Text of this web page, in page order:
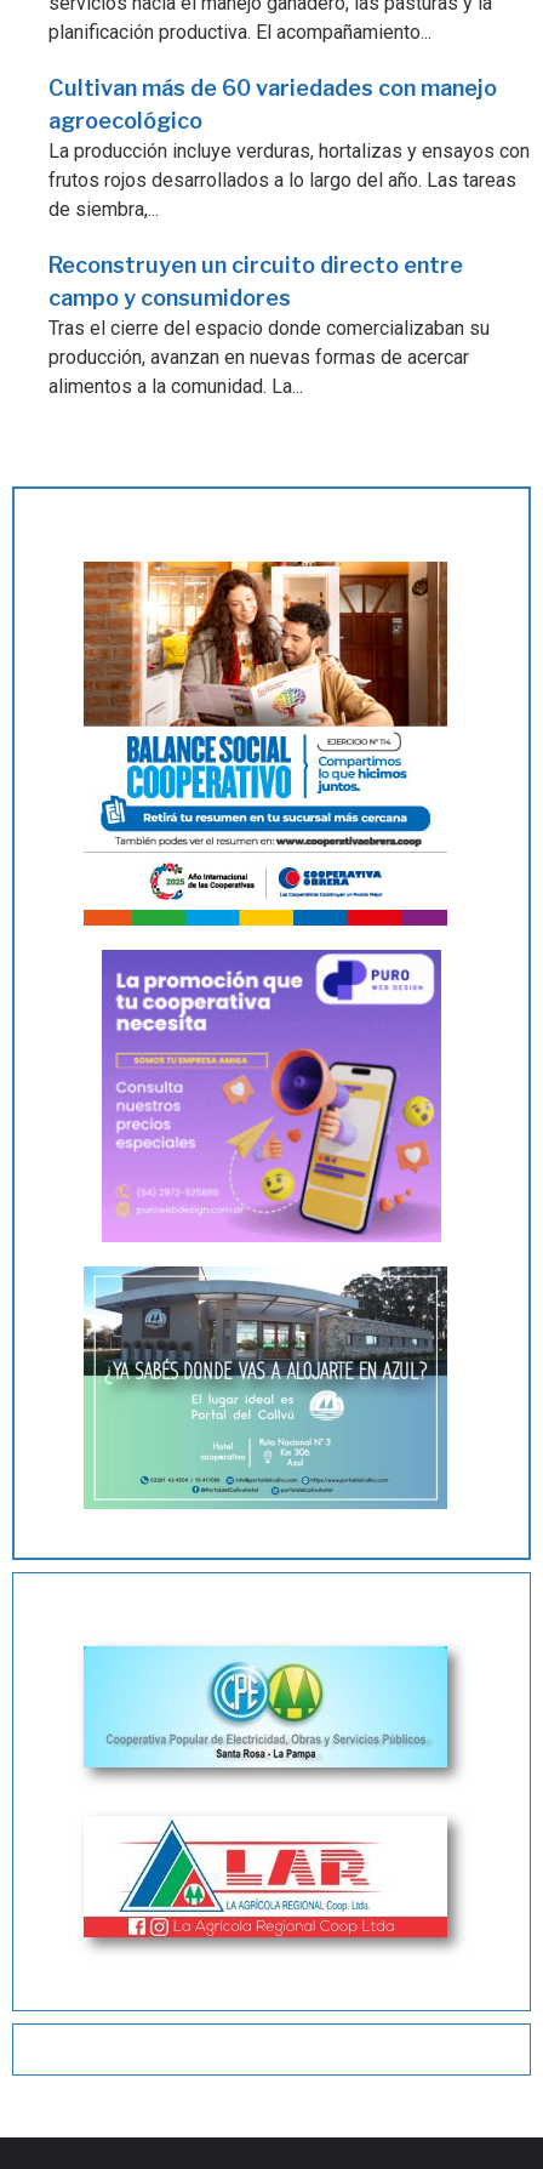
planificación productiva. El acompañamiento...
Cultivan más de 60 variedades con manejo
agroecológico
La producción incluye verduras, hortalizas y ensayos con
frutos rojos desarrollados a lo largo del año. Las tareas
de siembra,...
Reconstruyen un circuito directo entre
campo y consumidores
Tras el cierre del espacio donde comercializaban su
producción, avanzan en nuevas formas de acercar
alimentos a la comunidad. La...